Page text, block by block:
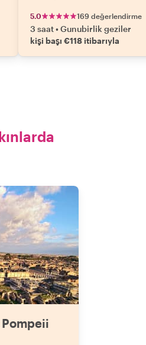
5.0 169 değerlendirme
3 saat•Gunubirlik geziler
kişi başı €118 itibarıyla